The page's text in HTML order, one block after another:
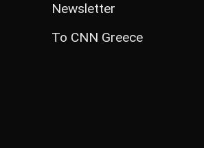
Newsletter
Το CNN Greece